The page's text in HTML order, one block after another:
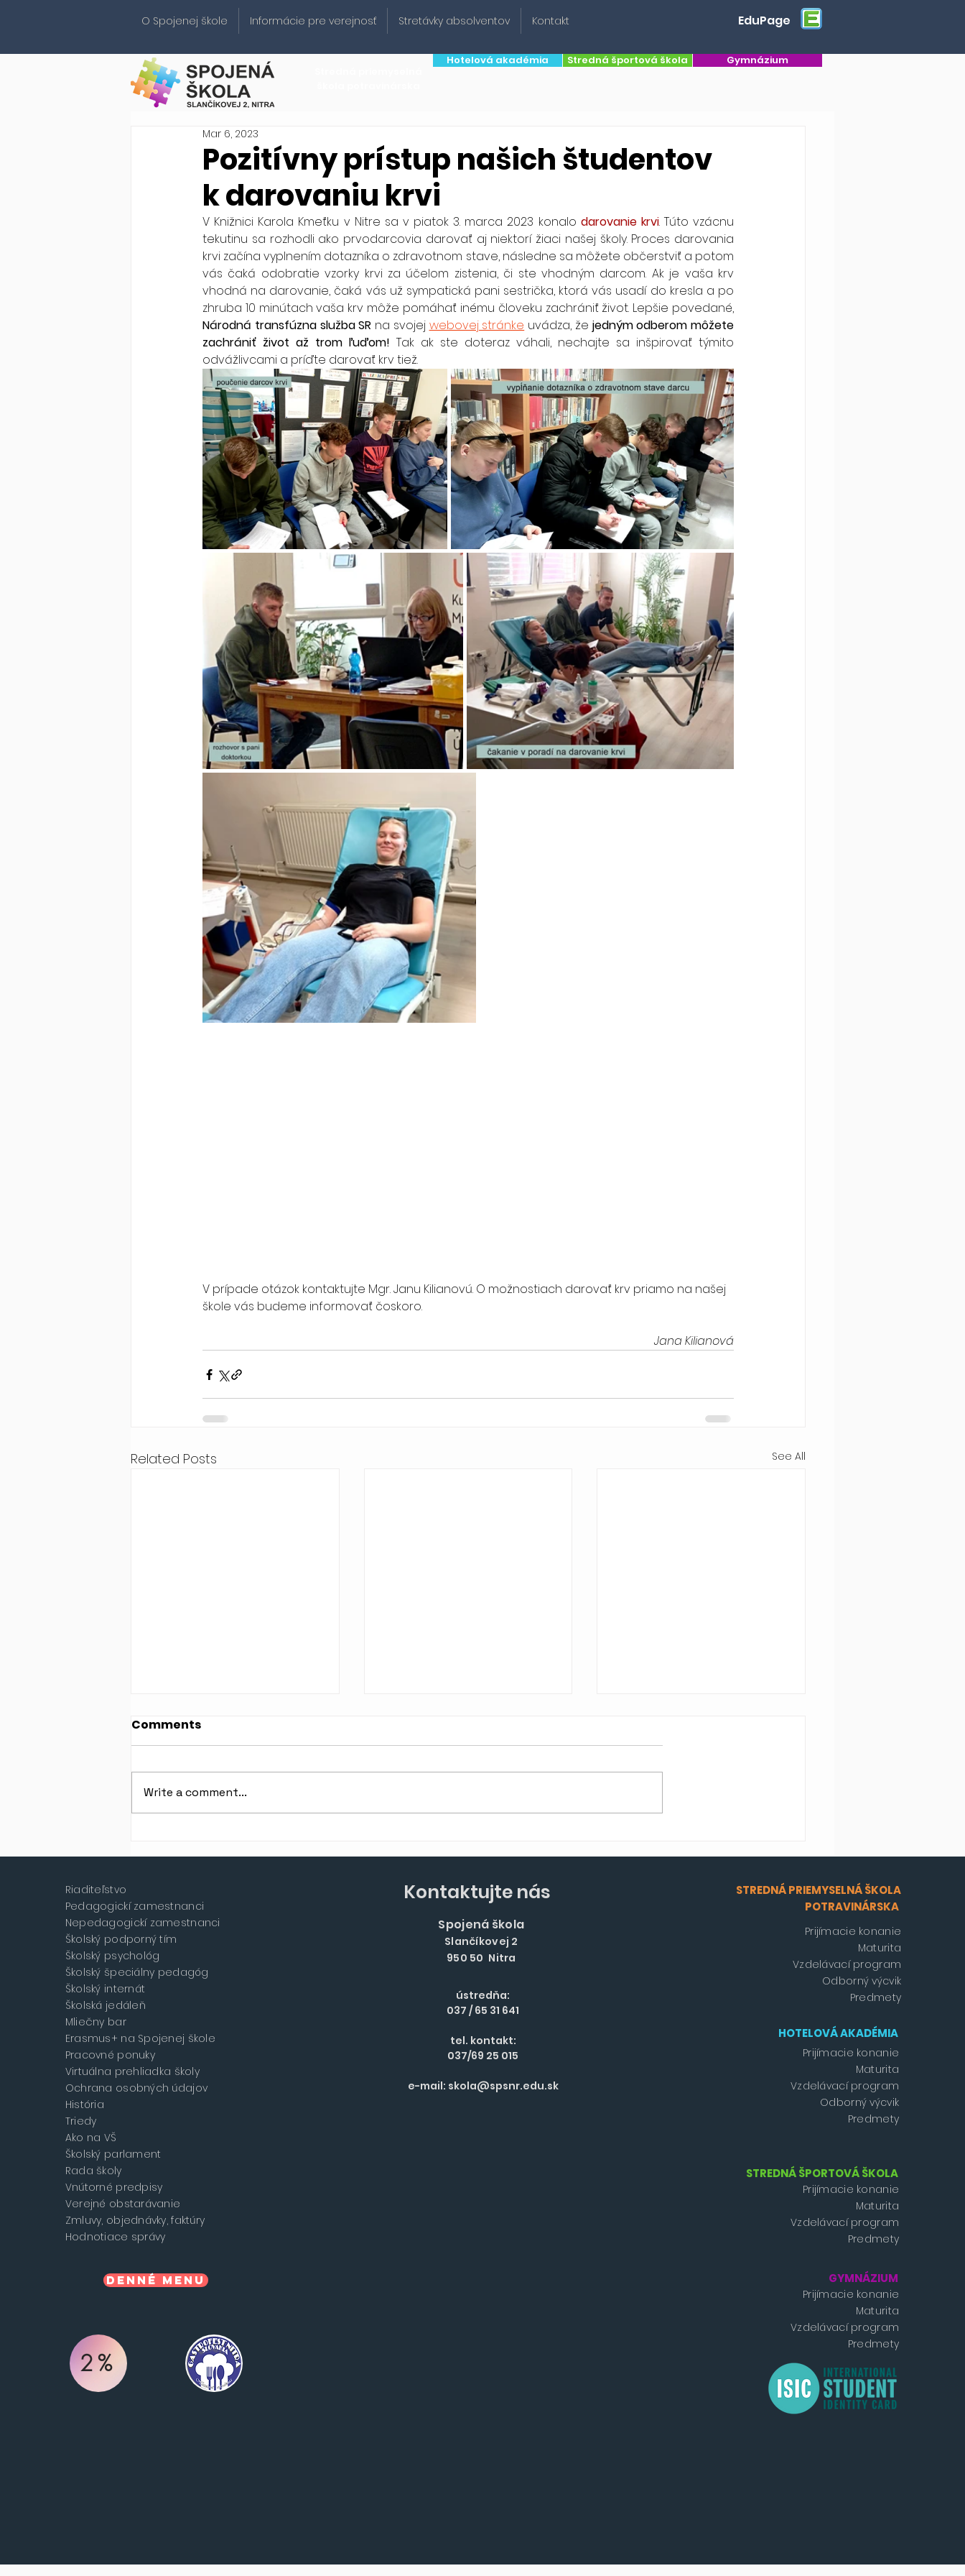
O Spojenej škole Informácie pre verejnosť Stretávky absolventov Kontakt EduPage
Hotelová akadémia Stredná športová škola Gymnázium
Pozitívny prístup našich študentov
k darovaniu krvi
Mar 6, 2023
V Knižnici Karola Kmeťku v Nitre sa v piatok 3. marca 2023 konalo darovanie krvi. Túto vzácnu
tekutinu sa rozhodli ako prvodarcovia darovať aj niektorí žiaci našej školy. Proces darovania
krvi začína vyplnením dotazníka o zdravotnom stave, následne sa môžete občerstviť a potom
vás čaká odobratie vzorky krvi za účelom zistenia, či ste vhodným darcom. Ak je vaša krv
vhodná na darovanie, čaká vás už sympatická pani sestrička, ktorá vás usadí do kresla a po
Národná transfúzna služba SR na svojej webovej stránke uvádza, že jedným odberom môžete
zachrániť život až trom ľuďom! Tak ak ste doteraz váhali, nechajte sa inšpirovať týmito
odvážlivcami a príďte darovať krv tiež.
V prípade otázok kontaktujte Mgr. Janu Kilianovú. O možnostiach darovať krv priamo na našej
škole vás budeme informovať čoskoro.
Jana Kilianová
Related Posts See All
ZATVORENÉ
ľudia, CHORVÁTSKO!
Dominika Ďurana
Comments
Write a comment...
Riaditeľstvo
Pedagogickí zamestnanci
Nepedagogickí zamestnanci
Školský podporný tím
Školský psychológ
Školský špeciálny pedagóg
Školský internát
Školská jedáleň
Mliečny bar
Erasmus+ na Spojenej škole
Pracovné ponuky
Virtuálna prehliadka školy
Ochrana osobných údajov
História
Triedy
Ako na VŠ
Školský parlament
Rada školy
Vnútorné predpisy
Verejné obstarávanie
Zmluvy, objednávky, faktúry
Hodnotiace správy
Denné menu
2%
Kontaktujte nás
Spojená škola
Slančíkovej 2
950 50 Nitra
ústredňa:
037 / 65 31 641
tel. kontakt:
037/69 25 015
e-mail: skola@spsnr.edu.sk
STREDNÁ PRIEMYSELNÁ ŠKOLA
POTRAVINÁRSKA
Prijímacie konanie
Maturita
Vzdelávací program
Odborný výcvik
Predmety
HOTELOVÁ AKADÉMIA
Prijímacie konanie
Maturita
Vzdelávací program
Odborný výcvik
Predmety
STREDNÁ ŠPORTOVÁ ŠKOLA
Prijímacie konanie
Maturita
Vzdelávací program
Predmety
GYMNÁZIUM
Prijímacie konanie
Maturita
Vzdelávací program
Predmety